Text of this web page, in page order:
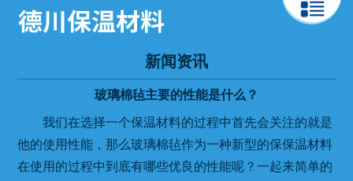
新闻资讯
玻璃棉毡主要的性能是什么？
我们在选择一个保温材料的过程中首先会关注的就是
他的使用性能，那么玻璃棉毡作为一种新型的保保温材料
在使用的过程中到底有哪些优良的性能呢？一起来简单的